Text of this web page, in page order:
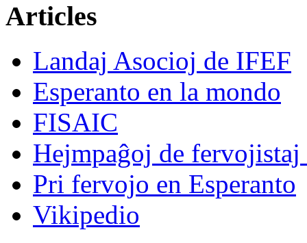
Articles
Landaj Asocioj de IFEF
Esperanto en la mondo
FISAIC
Hejmpaĝoj de fervojistaj
Pri fervojo en Esperanto
Vikipedio